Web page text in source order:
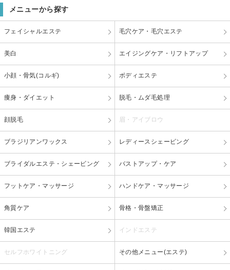
メニューから探す
フェイシャルエステ 毛穴ケア・毛穴エステ
美白 エイジングケア・リフトアップ
小顔・骨気(コルギ) ボディエステ
痩身・ダイエット 脱毛・ムダ毛処理
顔脱毛 眉・アイブロウ
ブラジリアンワックス レディースシェービング
ブライダルエステ・シェービング バストアップ・ケア
フットケア・マッサージ ハンドケア・マッサージ
角質ケア 骨格・骨盤矯正
韓国エステ インドエステ
セルフホワイトニング その他メニュー(エステ)